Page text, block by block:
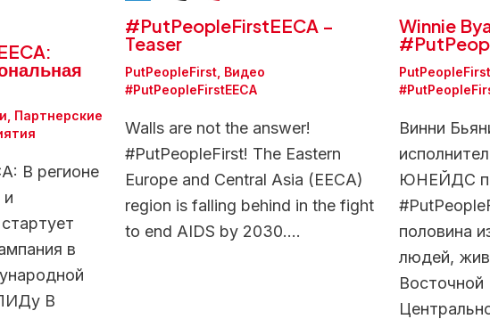
Партнерские
В регионе
и
в
В
#PutPeopleFirstEECA –
Teaser
PutPeopleFirst Видео
#PutPeopleFirstEECA
Walls are not the answer!
#PutPeopleFirst! The Eastern
Europe and Central Asia (EECA)
region is falling behind in the fight
to end AIDS by 2030.…
Winnie
PutPeopleFirst
Винни
ЮНЕЙДС
половина
людей,
Восточной